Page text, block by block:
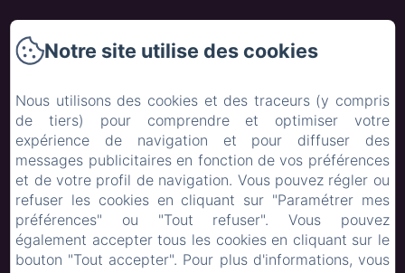
Mail
Menu enfant
EN FR
Notre site utilise des cookies
Nous utilisons des cookies et des traceurs (y compris
de tiers) pour comprendre et optimiser votre
expérience de navigation et pour diffuser des
messages publicitaires en fonction de vos préférences
et de votre profil de navigation. Vous pouvez régler ou
refuser les cookies en cliquant sur "Paramétrer mes
préférences" ou "Tout refuser". Vous pouvez
également accepter tous les cookies en cliquant sur le
bouton "Tout accepter". Pour plus d'informations, vous